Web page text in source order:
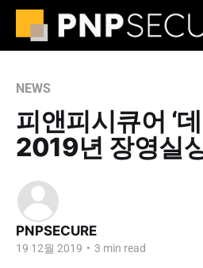
NEWS
피앤피시큐어 ‘
2019년 장영실
PNPSECURE
19 12월 2019 • 3 min read